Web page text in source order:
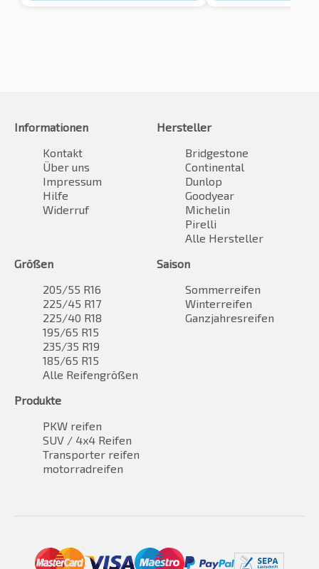
Informationen
Kontakt
Über uns
Impressum
Hilfe
Widerruf
Hersteller
Bridgestone
Continental
Dunlop
Goodyear
Michelin
Pirelli
Alle Hersteller
Größen
205/55 R16
225/45 R17
225/40 R18
195/65 R15
235/35 R19
185/65 R15
Alle Reifengrößen
Saison
Sommerreifen
Winterreifen
Ganzjahresreifen
Produkte
PKW reifen
SUV / 4x4 Reifen
Transporter reifen
motorradreifen